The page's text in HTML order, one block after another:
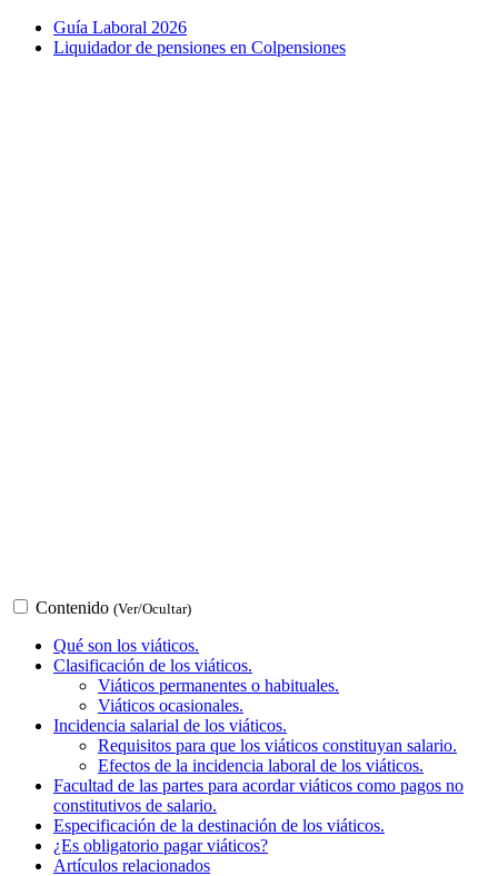
Guía Laboral 2026
Liquidador de pensiones en Colpensiones
Contenido (Ver/Ocultar)
Qué son los viáticos.
Clasificación de los viáticos.
Viáticos permanentes o habituales.
Viáticos ocasionales.
Incidencia salarial de los viáticos.
Requisitos para que los viáticos constituyan salario.
Efectos de la incidencia laboral de los viáticos.
Facultad de las partes para acordar viáticos como pagos no
constitutivos de salario.
Especificación de la destinación de los viáticos.
¿Es obligatorio pagar viáticos?
Artículos relacionados